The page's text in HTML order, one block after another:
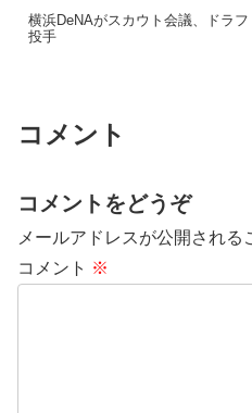
横浜DeNAがスカウト会議、ドラ
投手
コメント
コメントをどうぞ
メールアドレスが公開される
コメント ※